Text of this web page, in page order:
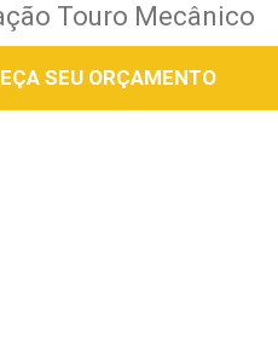
Touro Mecânico
SEU ORÇAMENTO